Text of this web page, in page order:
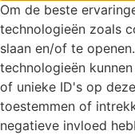
Om de beste
technologieën zoals
slaan en/of te
technologieën
of unieke ID's op
toestemmen of
negatieve invloed